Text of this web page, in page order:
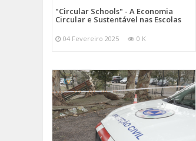
"Circular Schools" - A Economia
Circular e Sustentável nas Escolas
04 Fevereiro 2025 0 K